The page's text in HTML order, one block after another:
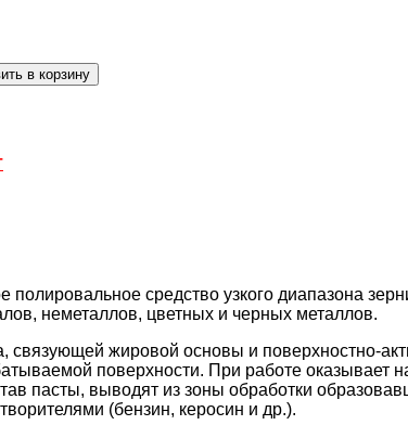
средство узкого диапазона
неметаллов, цветных и черных металлов.
связующей жировой основы и поверхностно-
поверхности. При работе
пасты, выводят из зоны обработки
(бензин, керосин и др.).